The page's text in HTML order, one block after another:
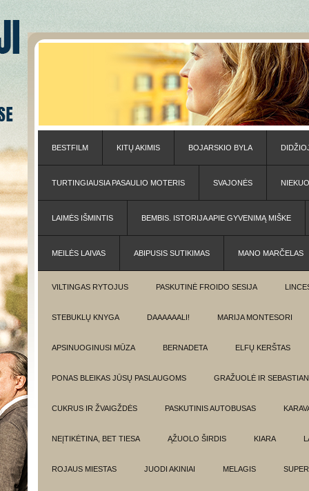
BESTFILM KITŲ AKIMIS BOJARSKIO BYLA
TURTINGIAUSIA PASAULIO MOTERIS SVAJONĖS
LAIMĖS IŠMINTIS BEMBIS. ISTORIJA APIE GYVENIMĄ MIŠKE
MEILĖS LAIVAS ABIPUSIS SUTIKIMAS MANO MARČELAS
VILTINGAS RYTOJUS PASKUTINĖ FROIDO SESIJA
STEBUKLŲ KNYGA DAAAAAALI! MARIJA MONTESORI
APSINUOGINUSI MŪZA BERNADETA ELFŲ KERŠTAS
PONAS BLEIKAS JŪSŲ PASLAUGOMS GRAŽUOLĖ IR
CUKRUS IR ŽVAIGŽDĖS PASKUTINIS AUTOBUSAS
NEĮTIKĖTINA, BET TIESA ĄŽUOLO ŠIRDIS KIARA
ROJAUS MIESTAS JUODI AKINIAI MELAGIS